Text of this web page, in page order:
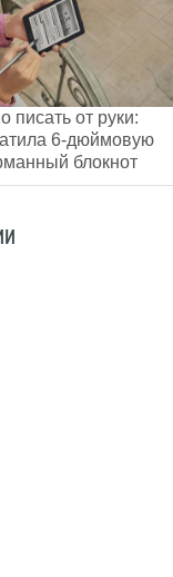
писать от руки:
6-дюймовую
блокнот